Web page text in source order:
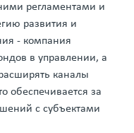
регламентами и
развития и
- компания
в управлении, а
каналы
обеспечивается за
с субъектами